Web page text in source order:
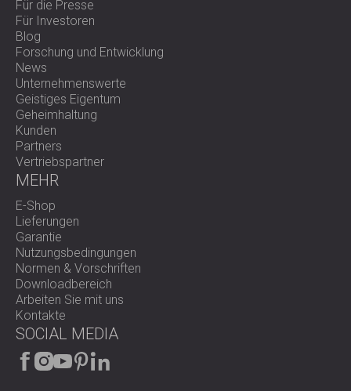
Für die Presse
Für Investoren
Blog
Forschung und Entwicklung
News
Unternehmenswerte
Geistiges Eigentum
Geheimhaltung
Kunden
Partners
Vertriebspartner
MEHR
E-Shop
Lieferungen
Garantie
Nutzungsbedingungen
Normen & Vorschriften
Downloadbereich
Arbeiten Sie mit uns
Kontakte
SOCIAL MEDIA